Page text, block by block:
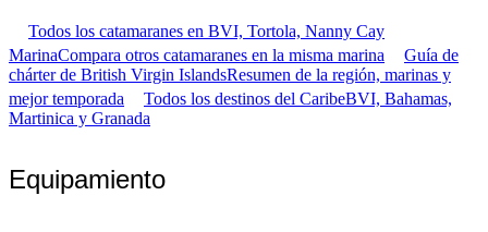
Todos los catamaranes en BVI, Tortola, Nanny Cay
MarinaCompara otros catamaranes en la misma marina
Guía de
chárter de British Virgin IslandsResumen de la región, marinas y
mejor temporada
Todos los destinos del CaribeBVI, Bahamas,
Martinica y Granada
Equipamiento